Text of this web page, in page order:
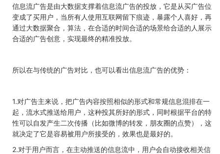
信息流广告是由大数据支撑着信息流广告的投放，它是从买广告位
变成了买用户，当所有人使用互联网留下痕迹，暴露个人喜好，再
通过大数据聚合，算法，在合适的时间合适的场景给合适的人展示
合适的广告创意，实现最终的精准投放。
所以在与传统的广告对比，也可以看出信息流广告的优势：
1.对广告主来说，把广告内容按照相似的形式和常规信息混排在一
起，流水式推送给用户，这种投其所好的形式，同时根据平台的特
性可以自发产生二次传播（比如微博的转发，朋友圈的点赞），这
就决定了它是容易被用户所接受的，效果也是最好的。
2.对于用户而言，在主动推送的信息流中，用户会自动接收相关信